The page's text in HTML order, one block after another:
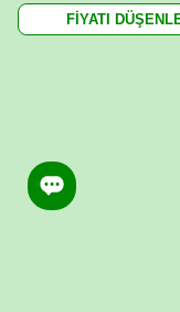
FİYATI